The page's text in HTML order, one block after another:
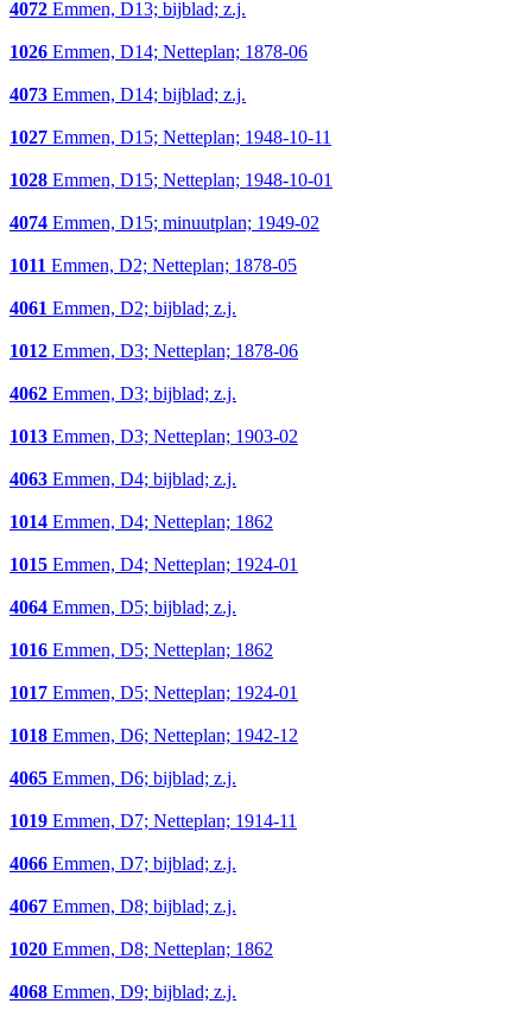
4072 Emmen, D13; bijblad; z.j.
1026 Emmen, D14; Netteplan; 1878-06
4073 Emmen, D14; bijblad; z.j.
1027 Emmen, D15; Netteplan; 1948-10-11
1028 Emmen, D15; Netteplan; 1948-10-01
4074 Emmen, D15; minuutplan; 1949-02
1011 Emmen, D2; Netteplan; 1878-05
4061 Emmen, D2; bijblad; z.j.
1012 Emmen, D3; Netteplan; 1878-06
4062 Emmen, D3; bijblad; z.j.
1013 Emmen, D3; Netteplan; 1903-02
4063 Emmen, D4; bijblad; z.j.
1014 Emmen, D4; Netteplan; 1862
1015 Emmen, D4; Netteplan; 1924-01
4064 Emmen, D5; bijblad; z.j.
1016 Emmen, D5; Netteplan; 1862
1017 Emmen, D5; Netteplan; 1924-01
1018 Emmen, D6; Netteplan; 1942-12
4065 Emmen, D6; bijblad; z.j.
1019 Emmen, D7; Netteplan; 1914-11
4066 Emmen, D7; bijblad; z.j.
4067 Emmen, D8; bijblad; z.j.
1020 Emmen, D8; Netteplan; 1862
4068 Emmen, D9; bijblad; z.j.